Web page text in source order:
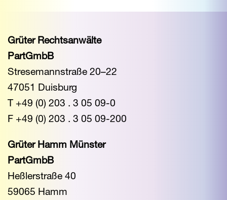
Grüter Rechtsanwälte
PartGmbB
Stresemannstraße 20–22
47051 Duisburg
T +49 (0) 203 . 3 05 09-0
F +49 (0) 203 . 3 05 09-200
Grüter Hamm Münster
PartGmbB
Heßlerstraße 40
59065 Hamm